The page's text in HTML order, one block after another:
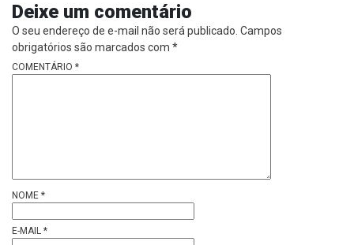
Deixe um comentário
O seu endereço de e-mail não será publicado. Campos
obrigatórios são marcados com *
COMENTÁRIO *
NOME *
E-MAIL *